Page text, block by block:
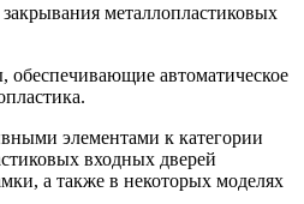
металлопластиковых
автоматическое
элементами к категории
входных дверей
а также в некоторых моделях